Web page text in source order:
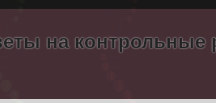
на контрольные